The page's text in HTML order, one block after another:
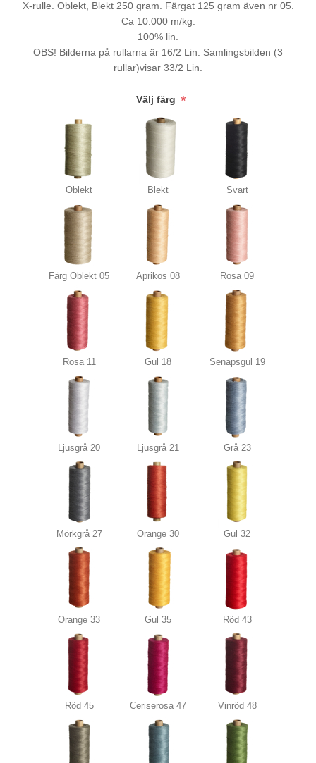
X-rulle. Oblekt, Blekt 250 gram. Färgat 125 gram även nr 05.
Ca 10.000 m/kg.
100% lin.
OBS! Bilderna på rullarna är 16/2 Lin. Samlingsbilden (3
rullar)visar 33/2 Lin.
Välj färg *
Oblekt Blekt Svart
Färg Oblekt 05 Aprikos 08 Rosa 09
Rosa 11 Gul 18 Senapsgul 19
Ljusgrå 20 Ljusgrå 21 Grå 23
Mörkgrå 27 Orange 30 Gul 32
Orange 33 Gul 35 Röd 43
Röd 45 Ceriserosa 47 Vinröd 48